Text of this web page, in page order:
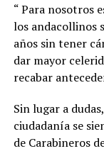
“ Para nosotros
los andacollinos
años sin tener
dar mayor
recabar
Sin lugar a
ciudadanía se
de Carabineros